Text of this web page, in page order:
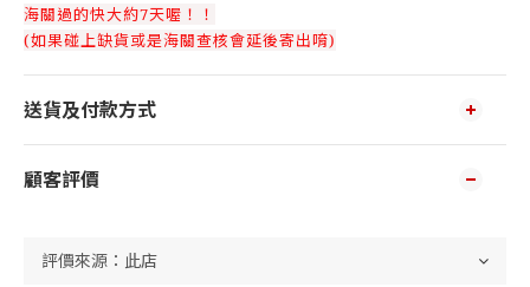
海關過的快大約7天喔！！
(如果碰上缺貨或是海關查核會延後寄出唷)
送貨及付款方式
顧客評價